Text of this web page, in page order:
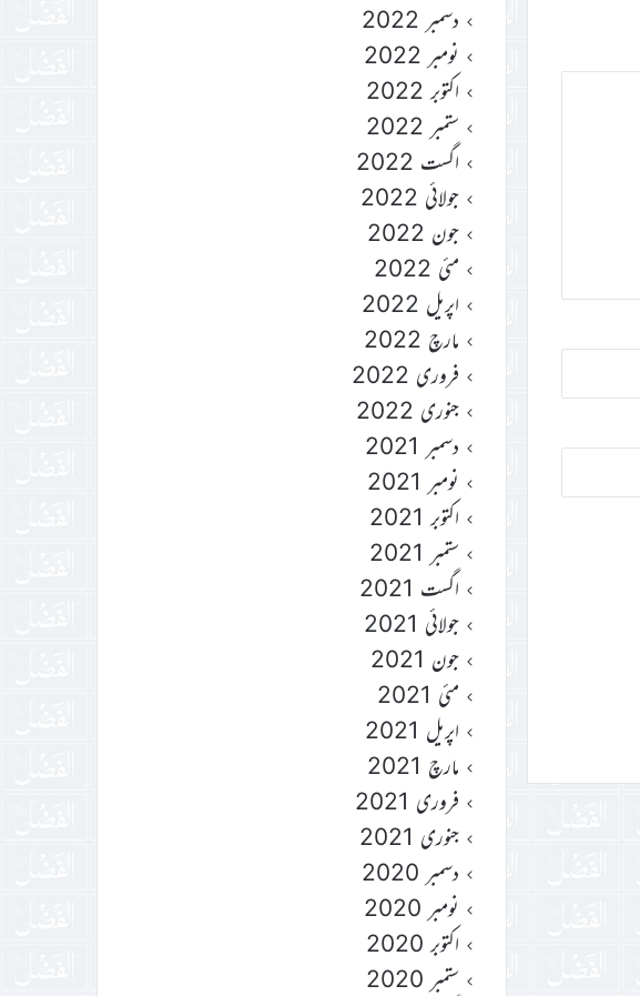
دسمبر 2022
نومبر 2022
اکتوبر 2022
ستمبر 2022
اگست 2022
جولائی 2022
جون 2022
مئی 2022
اپریل 2022
مارچ 2022
فروری 2022
جنوری 2022
دسمبر 2021
نومبر 2021
اکتوبر 2021
ستمبر 2021
اگست 2021
جولائی 2021
جون 2021
مئی 2021
اپریل 2021
مارچ 2021
فروری 2021
جنوری 2021
دسمبر 2020
نومبر 2020
اکتوبر 2020
ستمبر 2020